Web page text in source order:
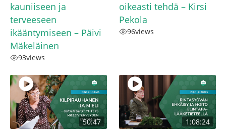
kauniiseen ja
terveeseen
ikääntymiseen – Päivi
Mäkeläinen
93views
oikeasti tehdä – Kirsi
Pekola
96views
50:47 1:08:24